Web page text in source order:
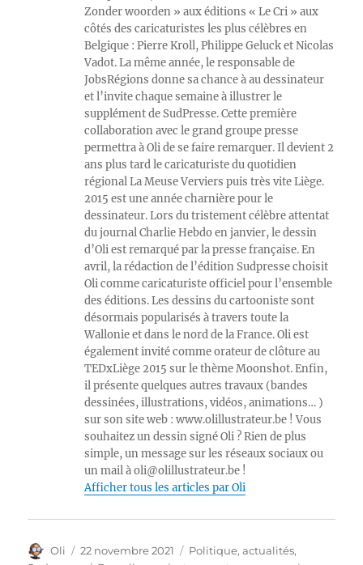
Zonder woorden » aux éditions « Le Cri » aux
côtés des caricaturistes les plus célèbres en
Belgique : Pierre Kroll, Philippe Geluck et Nicolas
Vadot. La même année, le responsable de
JobsRégions donne sa chance à au dessinateur
et l’invite chaque semaine à illustrer le
supplément de SudPresse. Cette première
collaboration avec le grand groupe presse
permettra à Oli de se faire remarquer. Il devient 2
ans plus tard le caricaturiste du quotidien
régional La Meuse Verviers puis très vite Liège.
2015 est une année charnière pour le
dessinateur. Lors du tristement célèbre attentat
du journal Charlie Hebdo en janvier, le dessin
d’Oli est remarqué par la presse française. En
avril, la rédaction de l’édition Sudpresse choisit
Oli comme caricaturiste officiel pour l’ensemble
des éditions. Les dessins du cartooniste sont
désormais popularisés à travers toute la
Wallonie et dans le nord de la France. Oli est
également invité comme orateur de clôture au
TEDxLiège 2015 sur le thème Moonshot. Enfin,
il présente quelques autres travaux (bandes
dessinées, illustrations, vidéos, animations… )
sur son site web : www.olillustrateur.be ! Vous
souhaitez un dessin signé Oli ? Rien de plus
simple, un message sur les réseaux sociaux ou
un mail à oli@olillustrateur.be !
Afficher tous les articles par Oli
Auteur
Oli
Publié
22 novembre 2021 Catégories
Politique, actualités,